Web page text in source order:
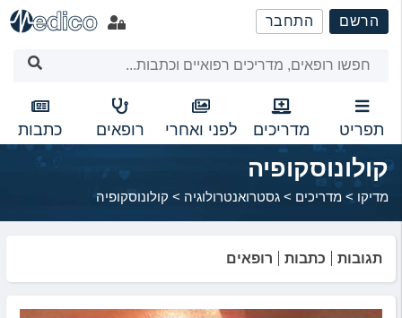
שִׂים
לֵב:
מַעֲרֶכֶת
נָגִישׁ
בִּקְלִיק
הַמְּסַיַּעַת
לִנְגִישׁוּת
הָאֲתָר.
הרשם התחבר
תפריט מדריכים לפני ואחרי רופאים כתבות
קולונוסקופיה
מדיקו > מדריכים > גסטרואנטרולוגיה > קולונוסקופיה
תגובות כתבות רופאים